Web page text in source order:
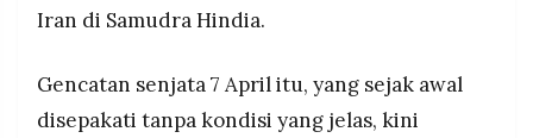
Iran di Samudra Hindia.
Gencatan senjata 7 April itu, yang sejak awal
disepakati tanpa kondisi yang jelas, kini